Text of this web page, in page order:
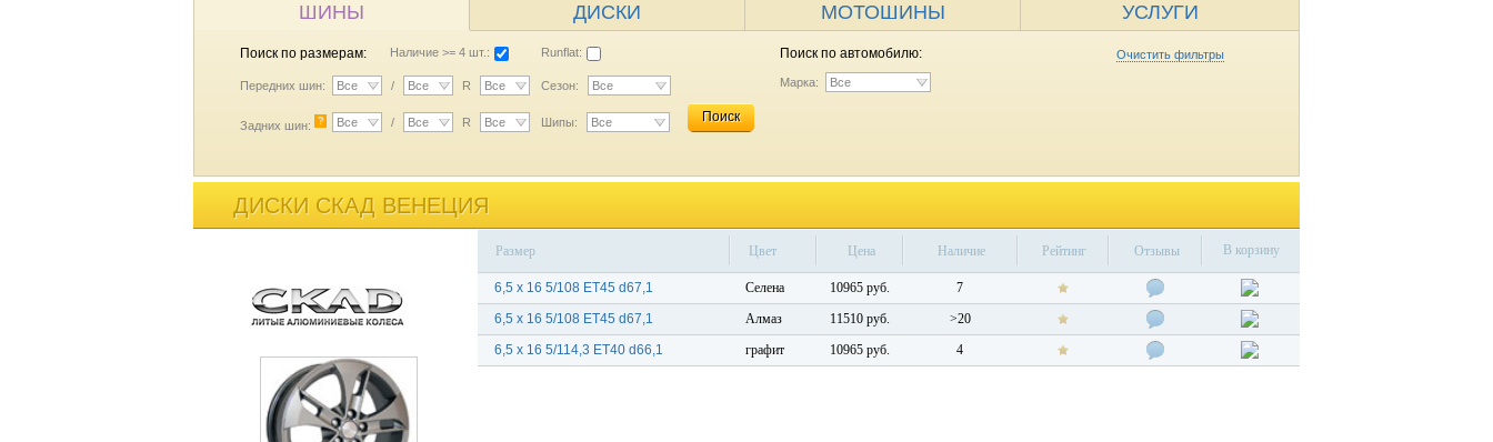
ШИНЫ ДИСКИ МОТОШИНЫ УСЛУГИ
Поиск по размерам: Наличие >= 4 шт.: Runflat:
Передних шин: Все / Все R Все Сезон: Все
Задних шин: ? Все / Все R Все Шипы: Все Поиск
Поиск по автомобилю: Очистить фильтры
Марка: Все
ДИСКИ СКАД ВЕНЕЦИЯ
Размер Цвет Цена Наличие Рейтинг Отзывы В корзину
6,5 x 16 5/108 ET45 d67,1 Селена 10965 руб.
7
6,5 x 16 5/108 ET45 d67,1
Алмаз 11510 руб.
>20
6,5 x 16 5/114,3 ET40 d66,1
графит 10965 руб. 4